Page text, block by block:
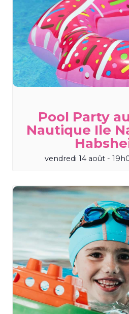
Pool Party
Nautique Ile
vendredi 14 août -